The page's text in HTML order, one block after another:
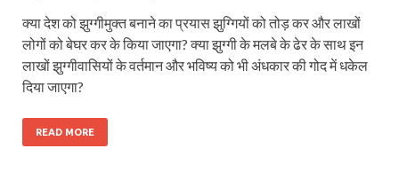
क्या देश को झुग्गीमुक्त बनाने का प्रयास झुग्गियों को तोड़ कर और लाखों
लोगों को बेघर कर के किया जाएगा? क्या झुग्गी के मलबे के ढेर के साथ इन
लाखों झुग्गीवासियों के वर्तमान और भविष्य को भी अंधकार की गोद में धकेल
दिया जाएगा?
READ MORE